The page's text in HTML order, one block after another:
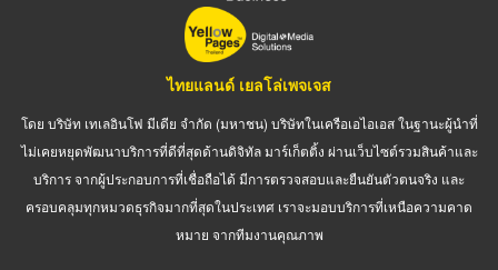
ไทยแลนด์ เยลโล่เพจเจส
โดย บริษัท เทเลอินโฟ มีเดีย จำกัด (มหาชน) บริษัทในเครือเอไอเอส ในฐานะผู้นำที่
ไม่เคยหยุดพัฒนาบริการที่ดีที่สุดด้านดิจิทัล มาร์เก็ตติ้ง ผ่านเว็บไซต์รวมสินค้าและ
บริการ จากผู้ประกอบการที่เชื่อถือได้ มีการตรวจสอบและยืนยันตัวตนจริง และ
ครอบคลุมทุกหมวดธุรกิจมากที่สุดในประเทศ เราจะมอบบริการที่เหนือความคาด
หมาย จากทีมงานคุณภาพ